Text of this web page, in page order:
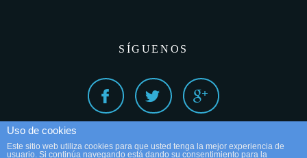
SÍGUENOS
Uso de cookies
Este sitio web utiliza cookies para que usted tenga la mejor experiencia de
usuario. Si continúa navegando está dando su consentimiento para la